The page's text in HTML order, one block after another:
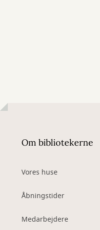
Om bibliotekerne
Vores huse
Åbningstider
Medarbejdere